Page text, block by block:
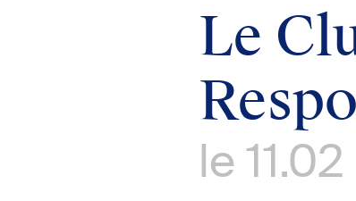
Le
le 11.02